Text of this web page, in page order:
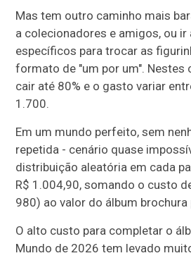
Mas tem outro caminho mais
a colecionadores e amigos, ou ir
específicos para trocar as
formato de "um por um". Nestes
cair até 80% e o gasto variar
1.700.
Em um mundo perfeito, sem
repetida - cenário quase
distribuição aleatória em cada
R$ 1.004,90, somando o custo
980) ao valor do álbum brochura
O alto custo para completar o
Mundo de 2026 tem levado